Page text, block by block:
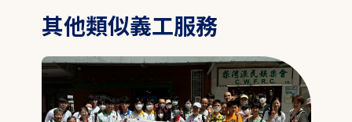
其他類似義工服務